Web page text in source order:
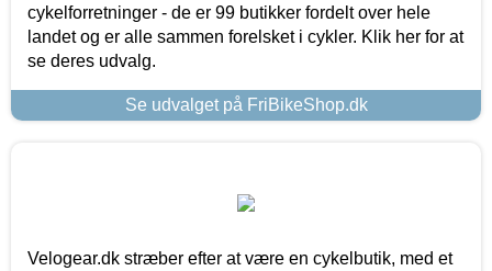
cykelforretninger - de er 99 butikker fordelt over hele
landet og er alle sammen forelsket i cykler. Klik her for at
se deres udvalg.
Se udvalget på FriBikeShop.dk
Velogear.dk stræber efter at være en cykelbutik, med et